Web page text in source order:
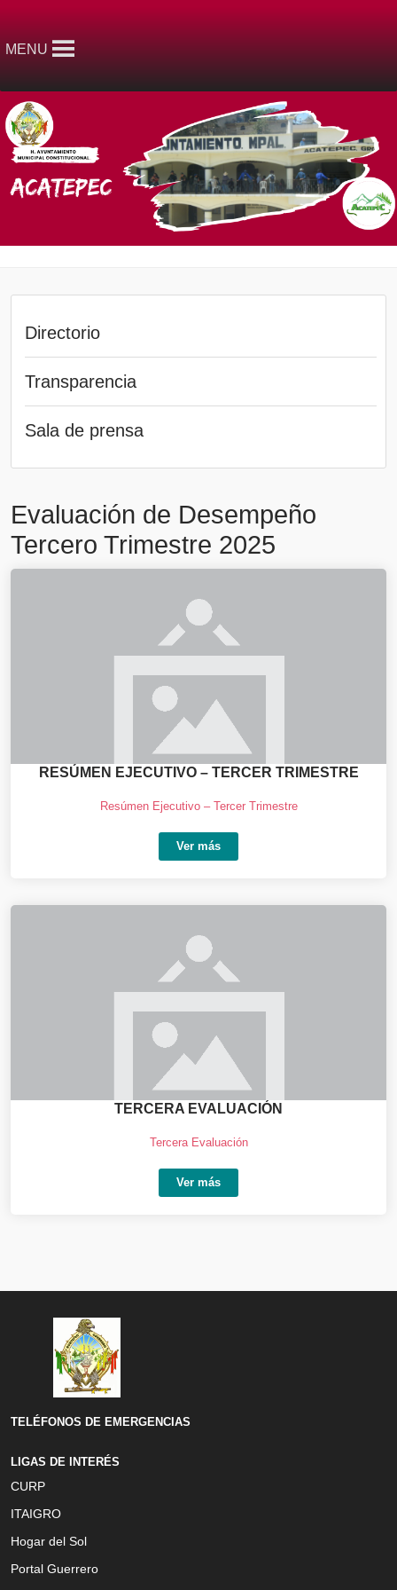
MENU
Directorio
Transparencia
Sala de prensa
Evaluación de Desempeño
Tercero Trimestre 2025
RESÚMEN EJECUTIVO – TERCER TRIMESTRE
Resúmen Ejecutivo – Tercer Trimestre
Ver más
TERCERA EVALUACIÓN
Tercera Evaluación
Ver más
TELÉFONOS DE EMERGENCIAS
LIGAS DE INTERÉS
CURP
ITAIGRO
Hogar del Sol
Portal Guerrero